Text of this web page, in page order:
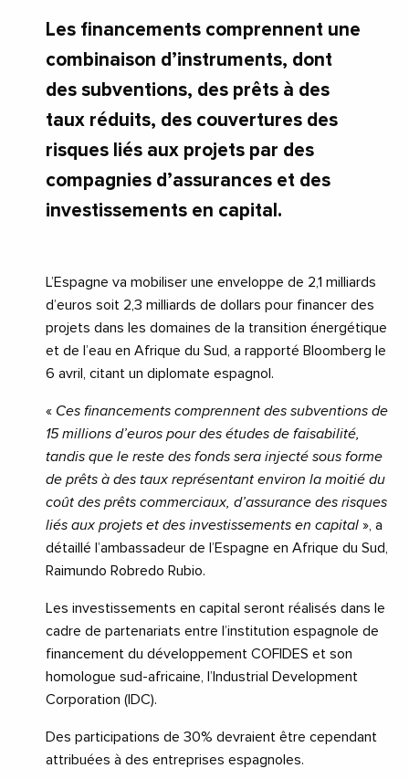
Les financements comprennent une
combinaison d’instruments, dont
des subventions, des prêts à des
taux réduits, des couvertures des
risques liés aux projets par des
compagnies d’assurances et des
investissements en capital.
L’Espagne va mobiliser une enveloppe de 2,1 milliards
d’euros soit 2,3 milliards de dollars pour financer des
projets dans les domaines de la transition énergétique
et de l’eau en Afrique du Sud, a rapporté Bloomberg le
6 avril, citant un diplomate espagnol.
« Ces financements comprennent des subventions de
15 millions d’euros pour des études de faisabilité,
tandis que le reste des fonds sera injecté sous forme
de prêts à des taux représentant environ la moitié du
coût des prêts commerciaux, d’assurance des risques
liés aux projets et des investissements en capital », a
détaillé l’ambassadeur de l’Espagne en Afrique du Sud,
Raimundo Robredo Rubio.
Les investissements en capital seront réalisés dans le
cadre de partenariats entre l’institution espagnole de
financement du développement COFIDES et son
homologue sud-africaine, l’Industrial Development
Corporation (IDC).
Des participations de 30% devraient être cependant
attribuées à des entreprises espagnoles.